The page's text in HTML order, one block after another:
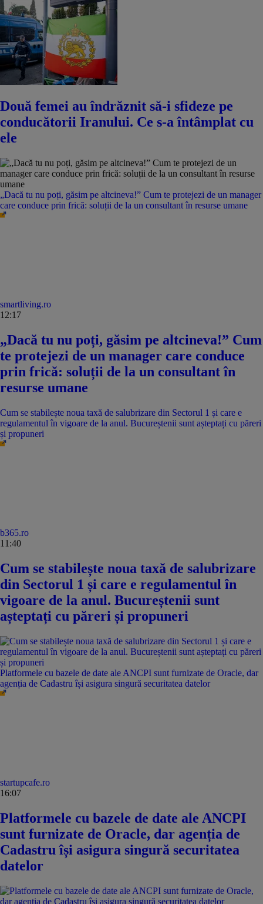
Două femei au îndrăznit să-i sfideze pe
conducătorii Iranului. Ce s-a întâmplat cu
ele
„Dacă tu nu poți, găsim pe altcineva!” Cum te protejezi de un manager
care conduce prin frică: soluții de la un consultant în resurse umane
smartliving.ro
12:17
„Dacă tu nu poți, găsim pe altcineva!” Cum
te protejezi de un manager care conduce
prin frică: soluții de la un consultant în
resurse umane
Cum se stabilește noua taxă de salubrizare din Sectorul 1 și care e
regulamentul în vigoare de la anul. Bucureștenii sunt așteptați cu păreri
și propuneri
b365.ro
11:40
Cum se stabilește noua taxă de salubrizare
din Sectorul 1 și care e regulamentul în
vigoare de la anul. Bucureștenii sunt
așteptați cu păreri și propuneri
Platformele cu bazele de date ale ANCPI sunt furnizate de Oracle, dar
agenția de Cadastru își asigura singură securitatea datelor
startupcafe.ro
16:07
Platformele cu bazele de date ale ANCPI
sunt furnizate de Oracle, dar agenția de
Cadastru își asigura singură securitatea
datelor